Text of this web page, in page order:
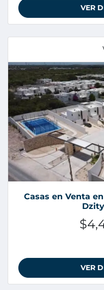
VER
Casas en Venta
VER